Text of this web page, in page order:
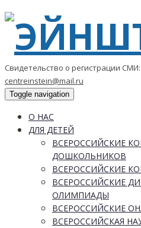
Свидетельство о регистрации
centreinstein@mail.ru
Toggle navigation
О НАС
ДЛЯ ДЕТЕЙ
ВСЕРОССИЙСКИЕ
ДОШКОЛЬНИКОВ
ВСЕРОССИЙСКИЕ
ВСЕРОССИЙСКИЕ
ОЛИМПИАДЫ
ВСЕРОССИЙСКИЕ
ВСЕРОССИЙСКАЯ